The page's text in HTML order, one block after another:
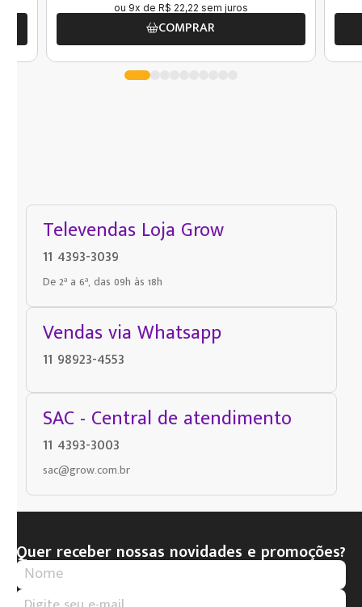
ou 9x de R$ 22,22 sem juros
COMPRAR
Televendas Loja Grow
11 4393-3039
De 2ª a 6ª, das 09h às 18h
Vendas via Whatsapp
11 98923-4553
SAC - Central de atendimento
11 4393-3003
sac@grow.com.br
Quer receber nossas novidades e promoções?